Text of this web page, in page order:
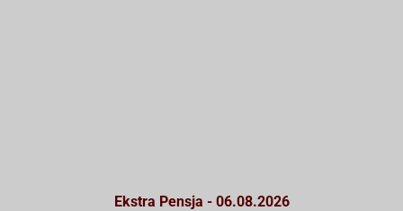
Ekstra Pensja - 06.08.2026